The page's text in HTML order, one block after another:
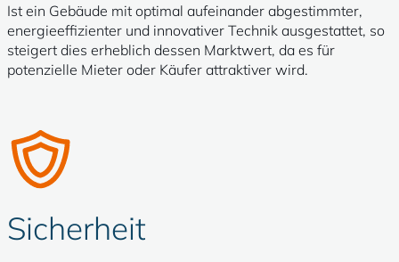
Ist ein Gebäude mit optimal aufeinander abgestimmter,
energieeffizienter und innovativer Technik ausgestattet, so
steigert dies erheblich dessen Marktwert, da es für
potenzielle Mieter oder Käufer attraktiver wird.
Sicherheit